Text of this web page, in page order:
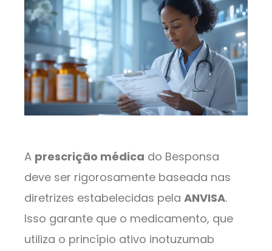
A prescrição médica do Besponsa
deve ser rigorosamente baseada nas
diretrizes estabelecidas pela ANVISA.
Isso garante que o medicamento, que
utiliza o princípio ativo inotuzumab